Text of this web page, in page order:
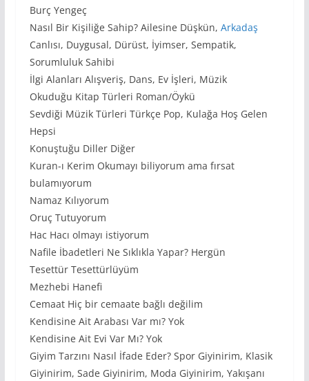
Burç Yengeç
Nasıl Bir Kişiliğe Sahip? Ailesine Düşkün, Arkadaş
Canlısı, Duygusal, Dürüst, İyimser, Sempatik,
Sorumluluk Sahibi
İlgi Alanları Alışveriş, Dans, Ev İşleri, Müzik
Okuduğu Kitap Türleri Roman/Öykü
Sevdiği Müzik Türleri Türkçe Pop, Kulağa Hoş Gelen
Hepsi
Konuştuğu Diller Diğer
Kuran-ı Kerim Okumayı biliyorum ama fırsat
bulamıyorum
Namaz Kılıyorum
Oruç Tutuyorum
Hac Hacı olmayı istiyorum
Nafile İbadetleri Ne Sıklıkla Yapar? Hergün
Tesettür Tesettürlüyüm
Mezhebi Hanefi
Cemaat Hiç bir cemaate bağlı değilim
Kendisine Ait Arabası Var mı? Yok
Kendisine Ait Evi Var Mı? Yok
Giyim Tarzını Nasıl İfade Eder? Spor Giyinirim, Klasik
Giyinirim, Sade Giyinirim, Moda Giyinirim, Yakışanı